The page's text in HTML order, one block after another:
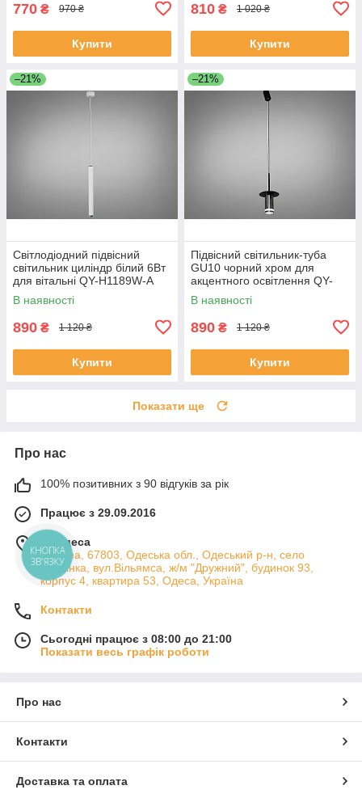
770 ₴ 970 ₴
Купити
810 ₴ 1 020 ₴
Купити
–21%
Світлодіодний підвісний
світильник циліндр білий 6Вт
для вітальні QY-H1189W-A
В наявності
890 ₴ 1 120 ₴
Купити
–21%
Підвісний світильник-туба
GU10 чорний хром для
акцентного освітлення QY-
H1175PB
В наявності
890 ₴ 1 120 ₴
Купити
Показати ще
Про нас
100% позитивних з 90 відгуків за рік
Працює з 29.09.2016
м. Одеса
Україна, 67803, Одеська обл., Одеський р-н, село
Лиманка, вул.Вільямса, ж/м "Дружний", будинок 93,
корпус 4, квартира 53, Одеса, Україна
Контакти
Сьогодні працює з 08:00 до 21:00
Показати весь графік роботи
Про нас
Контакти
Доставка та оплата
КНОПКА
ЗВ'ЯЗКУ